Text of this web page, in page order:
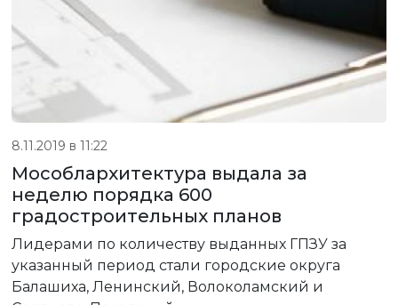
Мособлархитектура выдала за
неделю порядка 600
градостроительных планов
Лидерами по количеству выданных ГПЗУ за
указанный период стали городские округа
Балашиха, Ленинский, Волоколамский и
8.11.2019 в 11:22